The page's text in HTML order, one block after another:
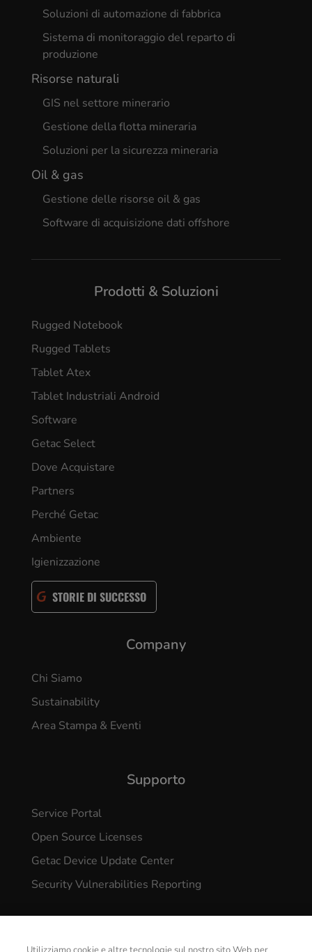
Soluzioni di automazione di fabbrica
Sistema di monitoraggio del reparto di
produzione
Risorse naturali
GIS nel settore minerario
Gestione della flotta mineraria
Soluzioni per la sicurezza mineraria
Oil & gas
Gestione delle risorse oil & gas
Software di acquisizione dati offshore
Prodotti & Soluzioni
Rugged Notebook
Rugged Tablets
Tablet Atex
Tablet Industriali Android
Software
Getac Select
Dove Acquistare
Partners
Perché Getac
Ambiente
Igienizzazione
STORIE DI SUCCESSO
Company
Chi Siamo
Sustainability
Area Stampa & Eventi
Supporto
Service Portal
Open Source Licenses
Getac Device Update Center
Security Vulnerabilities Reporting